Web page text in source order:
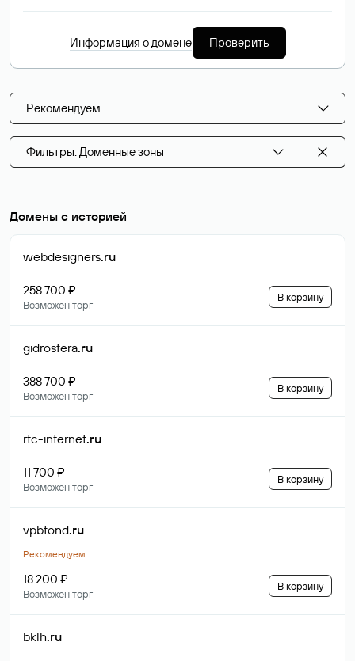
Информация о домене Проверить
Рекомендуем
Фильтры: Доменные зоны
Домены с историей
webdesigners.ru
258 700 ₽
Возможен торг
В корзину
gidrosfera.ru
388 700 ₽
Возможен торг
В корзину
rtc-internet.ru
11 700 ₽
Возможен торг
В корзину
vpbfond.ru
Рекомендуем
18 200 ₽
Возможен торг
В корзину
bklh.ru